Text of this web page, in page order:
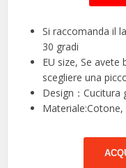
Si raccomanda il
30 gradi
EU size, Se avete
scegliere una
Design：Cucitura